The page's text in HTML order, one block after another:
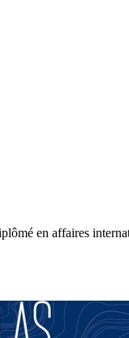
en affaires